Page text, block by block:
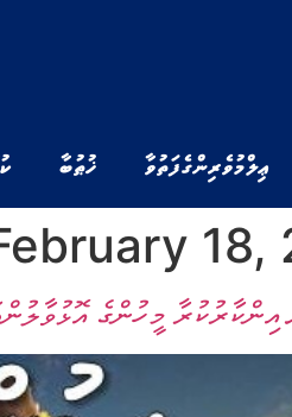
ޢިލްމުވެރިންގެ ފަތުވާ ޚުޠުބާ
18,
މީހުންގެ